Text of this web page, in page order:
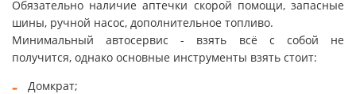
Обязательно наличие аптечки скорой помощи, запасные
шины, ручной насос, дополнительное топливо.
Минимальный автосервис - взять всё с собой не
получится, однако основные инструменты взять стоит:
Домкрат;